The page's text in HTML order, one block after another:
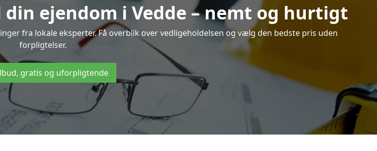
ejendom i Vedde – nemt og hurtigt
fra lokale eksperter. Få overblik over vedligeholdelsen og vælg den bedste pris uden
forpligtelser.
gratis og uforpligtende